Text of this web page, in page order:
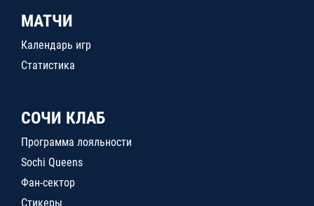
МАТЧИ
Календарь игр
Статистика
СОЧИ КЛАБ
Программа лояльности
Sochi Queens
Фан-сектор
Стикеры